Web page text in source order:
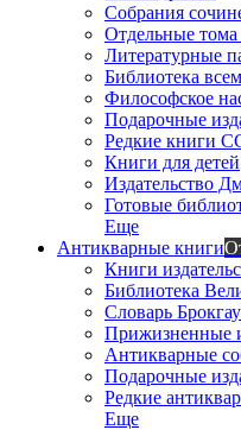
Собрания
Отдельные
Литературные
Библиотека
Философское
Подарочные
Редкие книги
Книги для детей
Издательство
Готовые
Еще
Антикварные книги
Книги
Библиотека
Словарь
Прижизненные
Антикварные
Подарочные
Редкие
Еще